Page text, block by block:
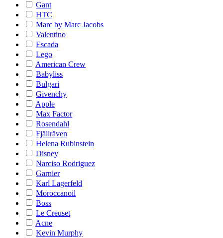
Gant
HTC
Marc by Marc Jacobs
Valentino
Escada
Lego
American Crew
Babyliss
Bulgari
Givenchy
Apple
Max Factor
Rosendahl
Fjällräven
Helena Rubinstein
Disney
Narciso Rodriguez
Garnier
Karl Lagerfeld
Moroccanoil
Boss
Le Creuset
Acne
Kevin Murphy